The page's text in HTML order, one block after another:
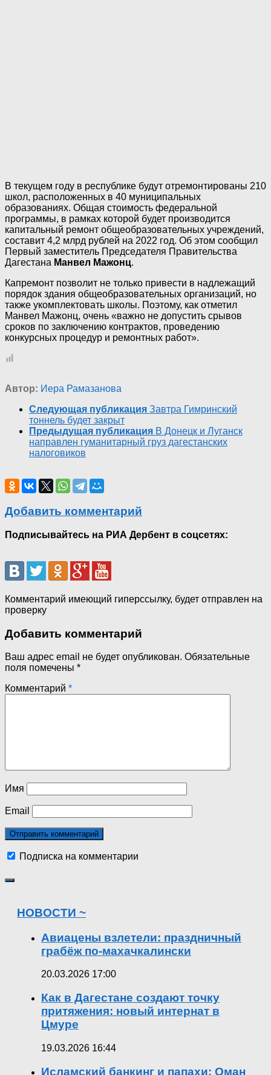
В текущем году в республике будут отремонтированы 210
школ, расположенных в 40 муниципальных
образованиях. Общая стоимость федеральной
программы, в рамках которой будет производится
капитальный ремонт общеобразовательных учреждений,
составит 4,2 млрд рублей на 2022 год. Об этом сообщил
Первый заместитель Председателя Правительства
Дагестана Манвел Мажонц.
Капремонт позволит не только привести в надлежащий
порядок здания общеобразовательных организаций, но
также укомплектовать школы. Поэтому, как отметил
Манвел Мажонц, очень «важно не допустить срывов
сроков по заключению контрактов, проведению
конкурсных процедур и ремонтных работ».
Автор: Иера Рамазанова
Следующая публикация Завтра Гимринский
тоннель будет закрыт
Предыдущая публикация В Донецк и Луганск
направлен гуманитарный груз дагестанских
налоговиков
Добавить комментарий
Подписывайтесь на РИА Дербент в соцсетях:
Комментарий имеющий гиперссылку, будет отправлен на
проверку
Добавить комментарий
Ваш адрес email не будет опубликован. Обязательные
поля помечены *
Комментарий *
Имя
Email
Подписка на комментарии
НОВОСТИ ~
Авиацены взлетели: праздничный
грабёж по-махачкалински
20.03.2026 17:00
Как в Дагестане создают точку
притяжения: новый интернат в
Цмуре
19.03.2026 16:44
Исламский банкинг и папахи: Оман